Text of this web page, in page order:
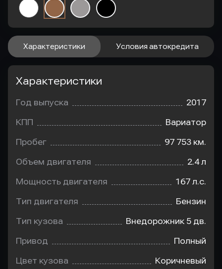
Характеристики Условия автокредита
Характеристики
Год выпуска 2017
КПП Вариатор
Пробег 97 753 км.
Объем двигателя 2.4 л
Мощность двигателя 167 л.с.
Тип двигателя Бензин
Тип кузова Внедорожник 5 дв.
Привод Полный
Цвет кузова Коричневый